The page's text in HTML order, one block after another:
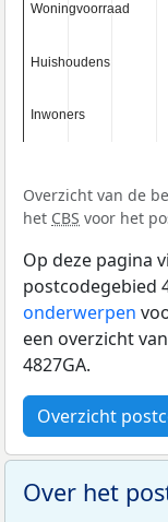
Woningvoorraad
Woningvoorraad
Huishoudens
Huishoudens
Inwoners
Inwoners
Overzicht van de
het CBS voor het
Op deze pagina
postcodegebied
onderwerpen
een overzicht
4827GA.
Overzicht
Over het